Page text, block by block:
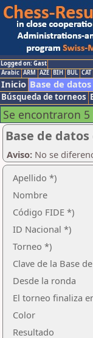
Logged on: Gast
Arabic ARM AZE BIH BUL CAT
Inicio Base de
Búsqueda de torneos
Se encontraron
Base de
Aviso: No se
Apellido *)
Nombre
Código FIDE *)
ID Nacional *)
Torneo *)
Clave de la Base
Desde la ronda
El torneo finaliza
Color
Resultado